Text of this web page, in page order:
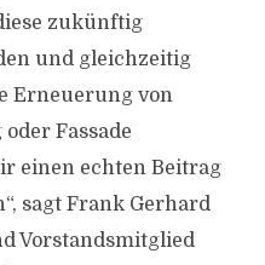
zukünftig
und gleichzeitig
Erneuerung von
Fassade
einen echten Beitrag
sagt Frank Gerhard
Vorstandsmitglied